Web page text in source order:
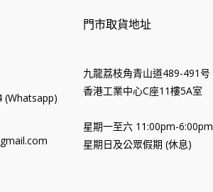
(Whatsapp)
門市取貨地址
九龍荔枝角青山道489-491号
香港工業中心C座11樓5A室
星期一至六 11:00pm-6:00pm
星期日及公眾假期 (休息)